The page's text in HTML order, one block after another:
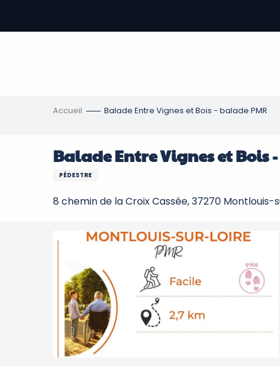
contenu
Accueil Balade Entre Vignes et Bois - balade PMR
Balade Entre Vignes et Bois
PÉDESTRE
8 chemin de la Croix Cassée, 37270 Montlouis-